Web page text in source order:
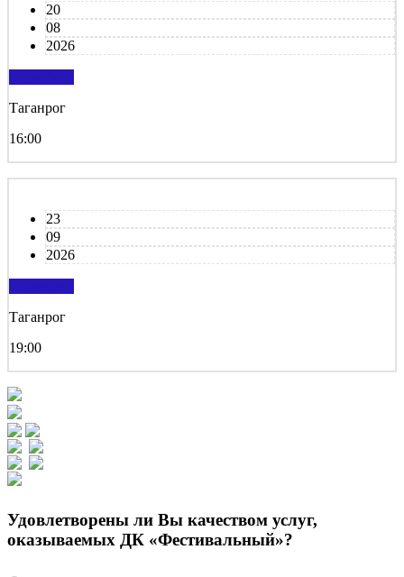
20
08
2026
Таганрог
16:00
23
09
2026
Таганрог
19:00
Удовлетворены ли Вы качеством услуг,
оказываемых ДК «Фестивальный»?